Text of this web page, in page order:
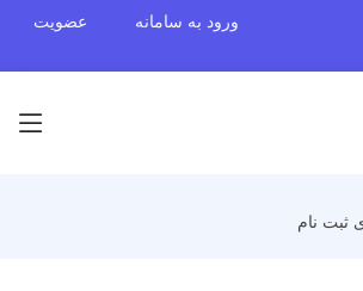
ورود به سامانه عضویت
ثبت نام